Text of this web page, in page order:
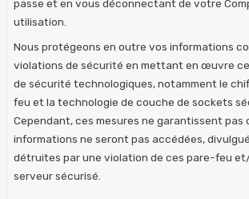
passe et en vous déconnectant de votre
utilisation.
Nous protégeons en outre vos informations
violations de sécurité en mettant en œuvre
de sécurité technologiques, notamment le
feu et la technologie de couche de sockets
Cependant, ces mesures ne garantissent pas
informations ne seront pas accédées,
détruites par une violation de ces pare-feu
serveur sécurisé.